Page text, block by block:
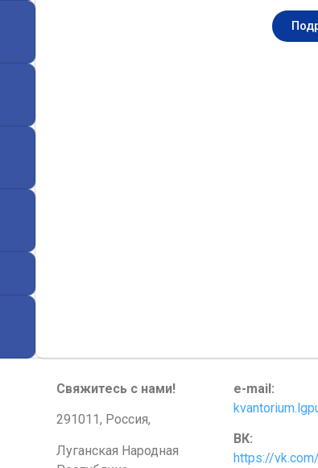
Свяжитесь с нами!
291011, Россия,
Луганская Народная
e-mail:
ВК:
https://